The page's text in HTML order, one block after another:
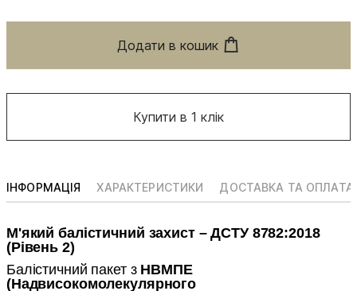
Додати в кошик
Купити в 1 клік
ІНФОРМАЦІЯ ХАРАКТЕРИСТИКИ ДОСТАВКА ТА ОПЛАТА
М'який балістичний захист – ДСТУ 8782:2018
(Рівень 2)
Балістичний пакет з НВМПЕ
(Надвисокомолекулярного